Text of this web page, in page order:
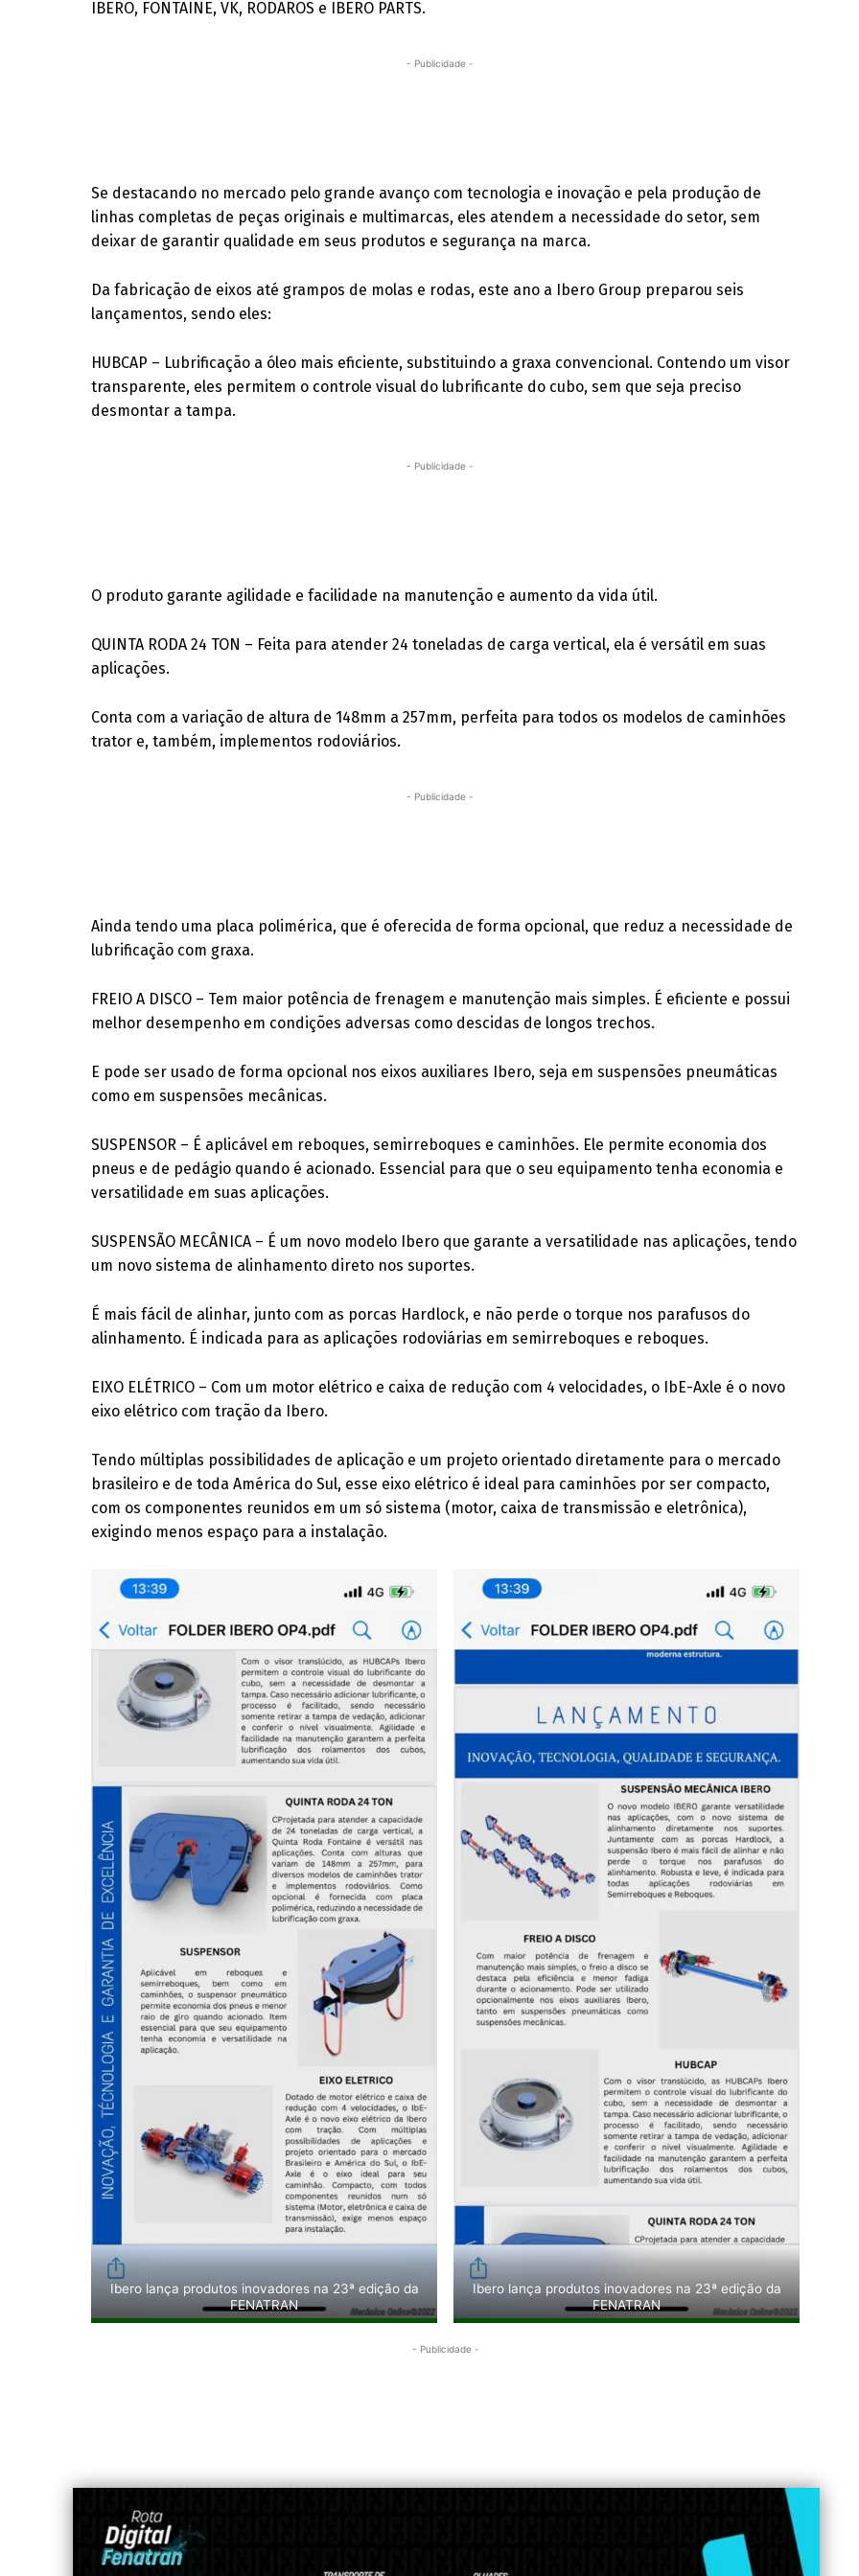
IBERO, FONTAINE, VK, RODAROS e IBERO PARTS.
- Publicidade -
Se destacando no mercado pelo grande avanço com tecnologia e inovação e pela produção de
linhas completas de peças originais e multimarcas, eles atendem a necessidade do setor, sem
deixar de garantir qualidade em seus produtos e segurança na marca.
Da fabricação de eixos até grampos de molas e rodas, este ano a Ibero Group preparou seis
lançamentos, sendo eles:
HUBCAP – Lubrificação a óleo mais eficiente, substituindo a graxa convencional. Contendo um visor
transparente, eles permitem o controle visual do lubrificante do cubo, sem que seja preciso
desmontar a tampa.
- Publicidade -
O produto garante agilidade e facilidade na manutenção e aumento da vida útil.
QUINTA RODA 24 TON – Feita para atender 24 toneladas de carga vertical, ela é versátil em suas
aplicações.
Conta com a variação de altura de 148mm a 257mm, perfeita para todos os modelos de caminhões
trator e, também, implementos rodoviários.
- Publicidade -
Ainda tendo uma placa polimérica, que é oferecida de forma opcional, que reduz a necessidade de
lubrificação com graxa.
FREIO A DISCO – Tem maior potência de frenagem e manutenção mais simples. É eficiente e possui
melhor desempenho em condições adversas como descidas de longos trechos.
E pode ser usado de forma opcional nos eixos auxiliares Ibero, seja em suspensões pneumáticas
como em suspensões mecânicas.
SUSPENSOR – É aplicável em reboques, semirreboques e caminhões. Ele permite economia dos
pneus e de pedágio quando é acionado. Essencial para que o seu equipamento tenha economia e
versatilidade em suas aplicações.
SUSPENSÃO MECÂNICA – É um novo modelo Ibero que garante a versatilidade nas aplicações, tendo
um novo sistema de alinhamento direto nos suportes.
É mais fácil de alinhar, junto com as porcas Hardlock, e não perde o torque nos parafusos do
alinhamento. É indicada para as aplicações rodoviárias em semirreboques e reboques.
EIXO ELÉTRICO – Com um motor elétrico e caixa de redução com 4 velocidades, o IbE-Axle é o novo
eixo elétrico com tração da Ibero.
Tendo múltiplas possibilidades de aplicação e um projeto orientado diretamente para o mercado
brasileiro e de toda América do Sul, esse eixo elétrico é ideal para caminhões por ser compacto,
com os componentes reunidos em um só sistema (motor, caixa de transmissão e eletrônica),
exigindo menos espaço para a instalação.
Ibero lança produtos inovadores na 23ª edição da
FENATRAN
Ibero lança produtos inovadores na 23ª edição da
FENATRAN
- Publicidade -